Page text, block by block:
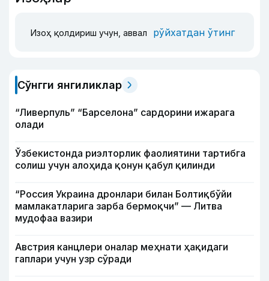
Изоҳ қолдириш учун, аввал рўйхатдан ўтинг
Сўнгги янгиликлар
“Ливерпуль” “Барселона” сардорини ижарага
олади
Ўзбекистонда риэлторлик фаолиятини тартибга
солиш учун алоҳида қонун қабул қилинди
“Россия Украина дронлари билан Болтиқбўйи
мамлакатларига зарба бермоқчи” — Литва
мудофаа вазири
Австрия канцлери оналар меҳнати ҳақидаги
гаплари учун узр сўради